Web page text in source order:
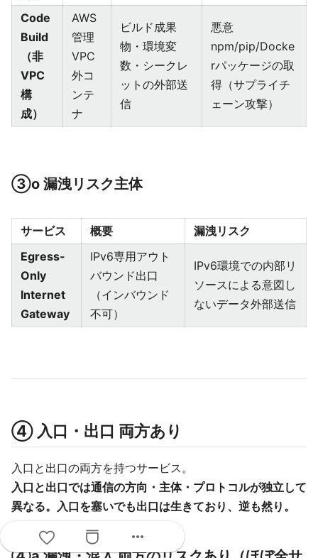
Code
Build
（非
VPC
構
成）
AWS
管理
VPC
外コ
ンテ
ナ
ビルド成果
物・環境変
数・シークレ
ットの外部送
信
悪意
npm/pip/Docke
rパッケージの取
得（サプライチ
ェーン攻撃）
③o 漏洩リスク主体
サービス 概要
漏洩リスク
Egress-
Only
Internet
Gateway
IPv6専用アウト
バウンド出口
（インバウンド
不可）
IPv6環境での内部リ
ソースによる意図し
ないデータ外部送信
④ 入口・出口 両方あり
入口と出口の両方を持つサービス。
入口と出口では通信の方向・主体・プロトコルが独立して
異なる。入口を塞いでも出口は生きており、逆も然り。
more_horiz